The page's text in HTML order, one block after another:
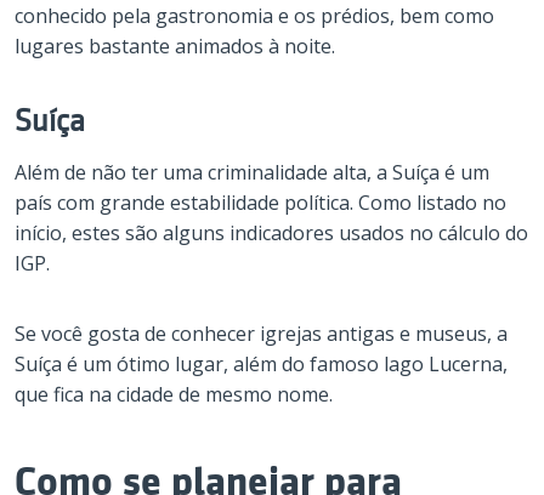
conhecido pela gastronomia e os prédios, bem como
lugares bastante animados à noite.
Suíça
Além de não ter uma criminalidade alta, a Suíça é um
país com grande estabilidade política. Como listado no
início, estes são alguns indicadores usados no cálculo do
IGP.
Se você gosta de conhecer igrejas antigas e museus, a
Suíça é um ótimo lugar, além do famoso lago Lucerna,
que fica na cidade de mesmo nome.
Como se planejar para